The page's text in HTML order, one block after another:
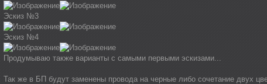
Эскиз №3
Эскиз №4
Продумываю также варианты с самыми первыми эскизами...
Так же в БП будут заменены провода на черные либо сочетание двух